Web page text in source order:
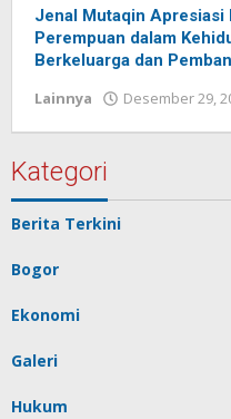
Jenal Mutaqin Apresiasi
Perempuan dalam
Berkeluarga dan
Lainnya
Desember 29,
Kategori
Berita Terkini
Bogor
Ekonomi
Galeri
Hukum